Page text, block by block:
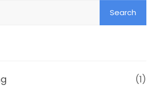
(1)